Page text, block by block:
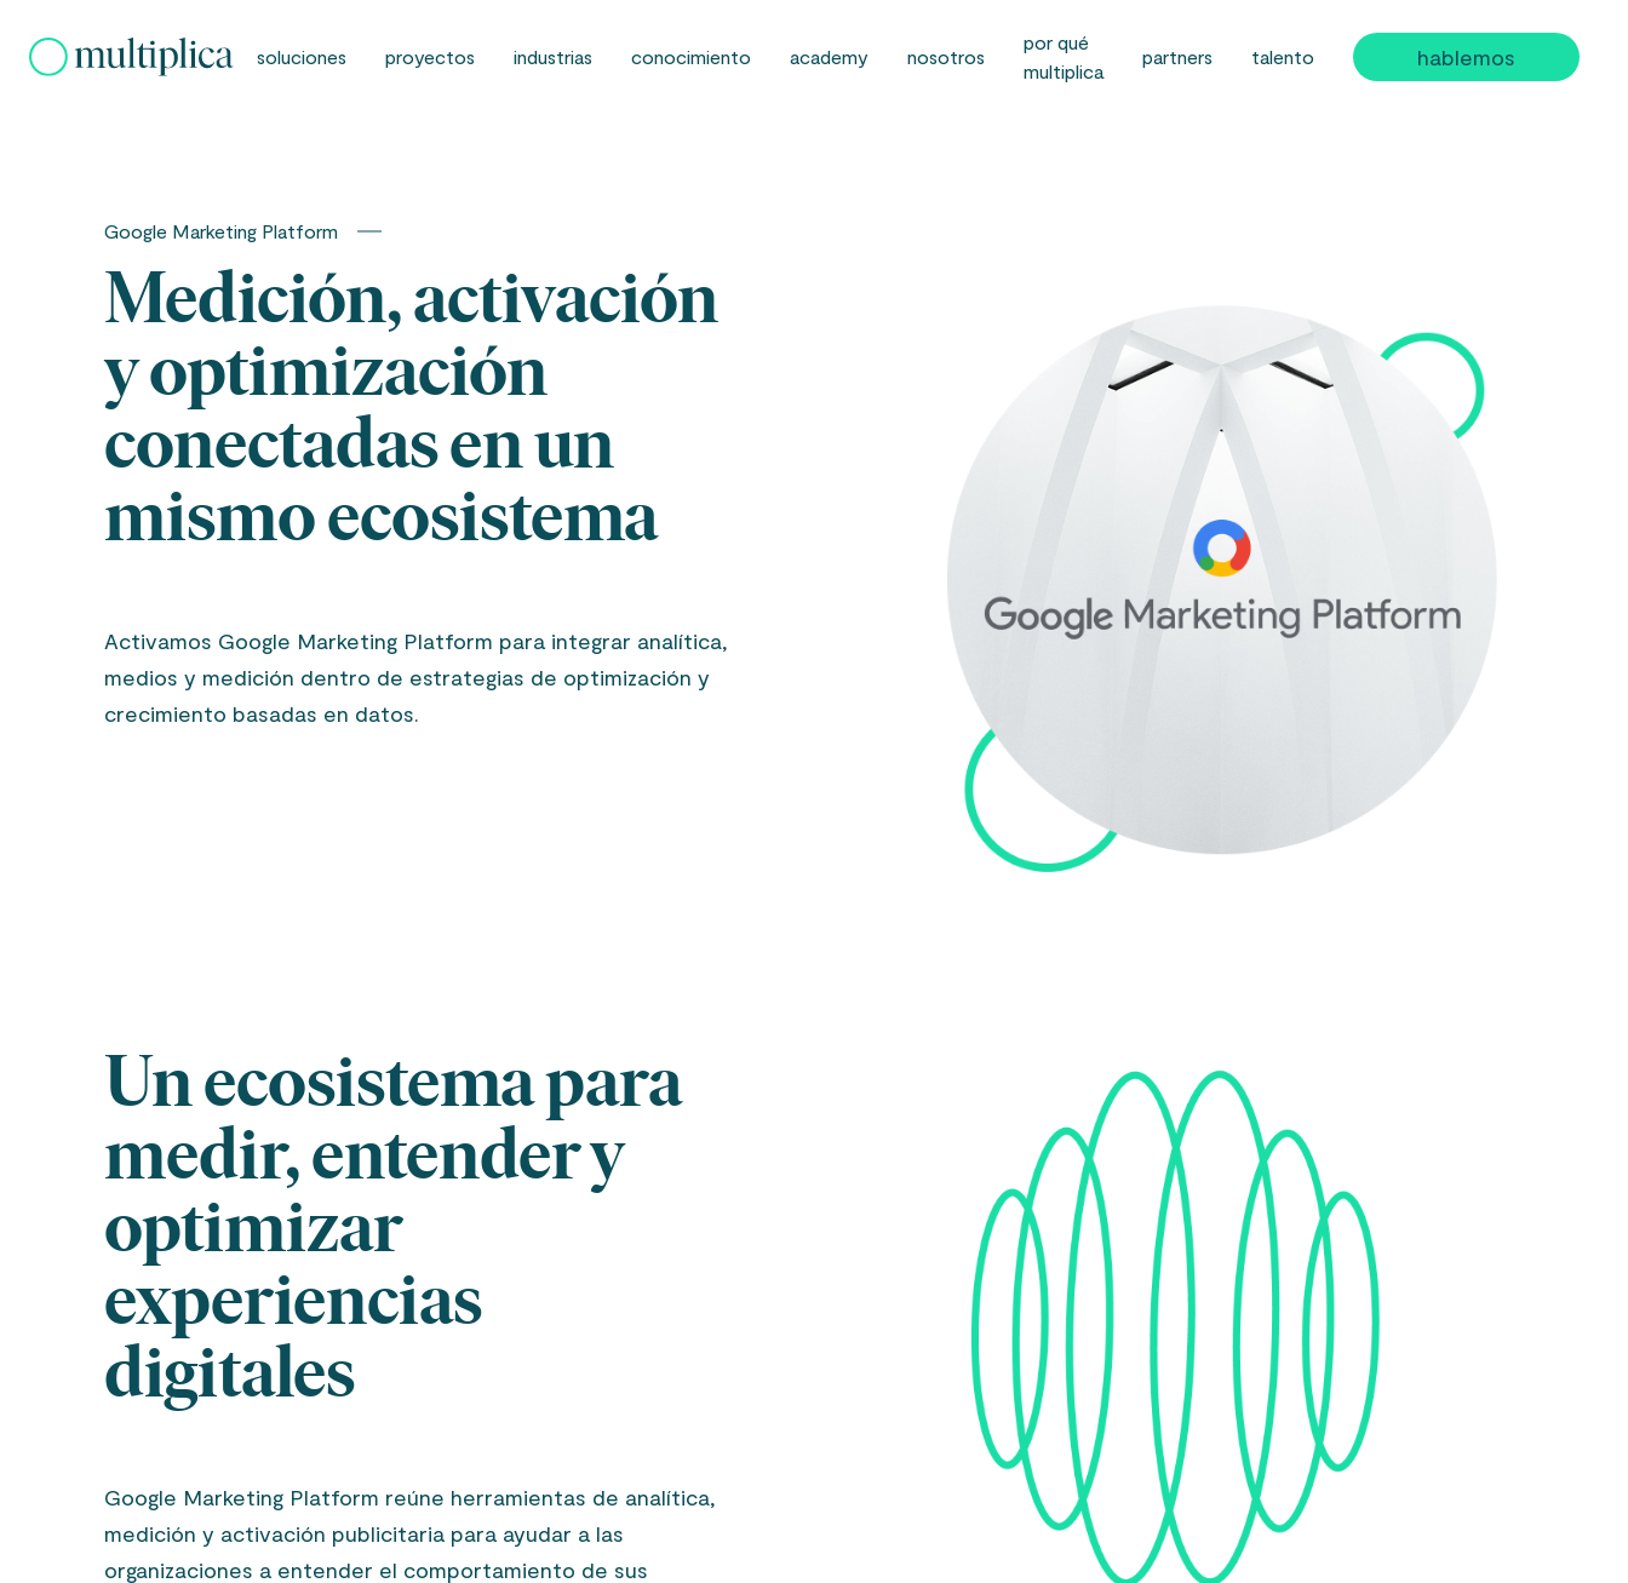
content
soluciones proyectos industrias conocimiento academy nosotros
por qué
multiplica
partners talento hablemos
Google Marketing Platform
Medición, activación
y optimización
conectadas en un
mismo ecosistema
Activamos Google Marketing Platform para integrar analítica,
medios y medición dentro de estrategias de optimización y
crecimiento basadas en datos.
Un ecosistema para
medir, entender y
optimizar
experiencias
digitales
Google Marketing Platform reúne herramientas de analítica,
medición y activación publicitaria para ayudar a las
organizaciones a entender el comportamiento de sus